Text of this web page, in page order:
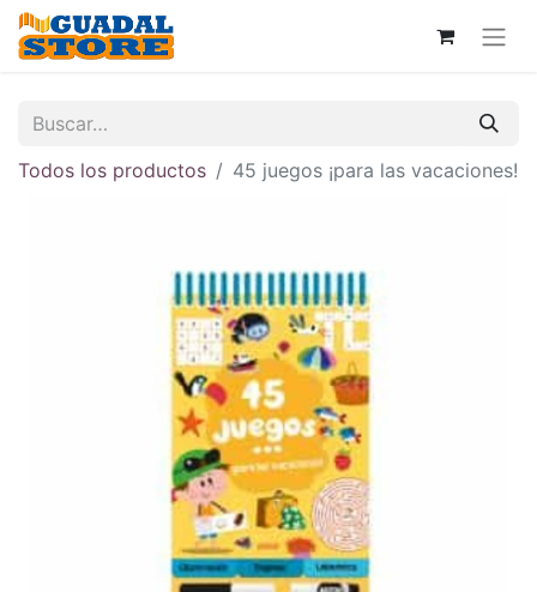
Todos los productos 45 juegos ¡para las vacaciones!